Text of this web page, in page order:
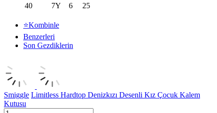
40
7Y 6 25
⭐Kombinle
Benzerleri
Son Gezdiklerin
Smiggle Limitless Hardtop Denizkızı Desenli Kız Çocuk Kalem
Kutusu